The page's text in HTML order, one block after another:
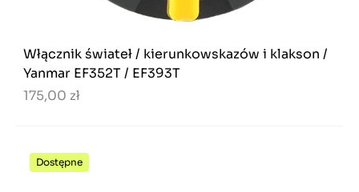
Włącznik świateł / kierunkowskazów i klakson /
Yanmar EF352T / EF393T
175,00 zł
Dostępne